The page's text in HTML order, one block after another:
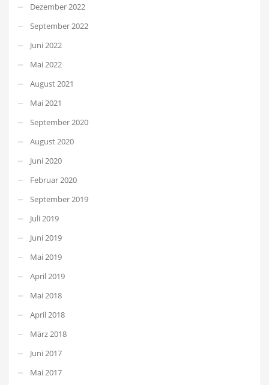
Dezember 2022
September 2022
Juni 2022
Mai 2022
August 2021
Mai 2021
September 2020
August 2020
Juni 2020
Februar 2020
September 2019
Juli 2019
Juni 2019
Mai 2019
April 2019
Mai 2018
April 2018
März 2018
Juni 2017
Mai 2017